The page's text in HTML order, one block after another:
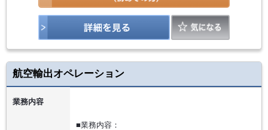
航空輸出オペレーション
業務内容
■業務内容：